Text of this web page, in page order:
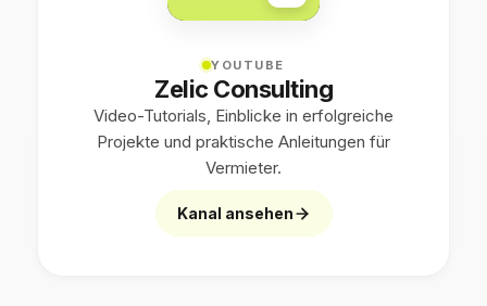
YOUTUBE
Zelic Consulting
Video-Tutorials, Einblicke in erfolgreiche
Projekte und praktische Anleitungen für
Vermieter.
Kanal ansehen